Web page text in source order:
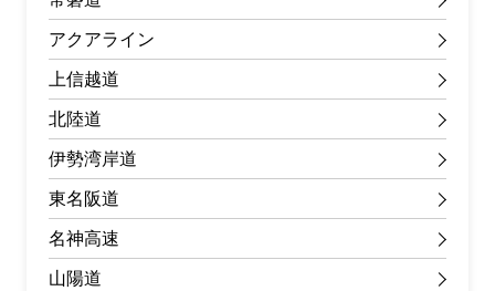
アクアライン
上信越道
北陸道
伊勢湾岸道
東名阪道
名神高速
山陽道